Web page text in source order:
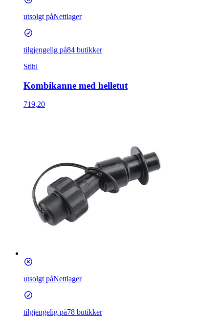
utsolgt påNettlager
tilgjengelig på84 butikker
Stihl
Kombikanne med helletut
719,20
utsolgt påNettlager
tilgjengelig på78 butikker